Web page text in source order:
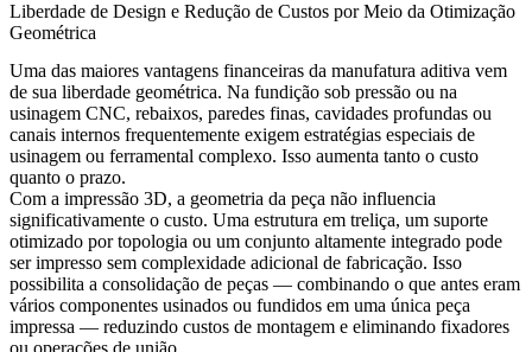
Liberdade de Design e Redução de Custos por Meio da Otimização
Geométrica
Uma das maiores vantagens financeiras da manufatura aditiva vem
de sua liberdade geométrica. Na fundição sob pressão ou na
usinagem CNC, rebaixos, paredes finas, cavidades profundas ou
canais internos frequentemente exigem estratégias especiais de
usinagem ou ferramental complexo. Isso aumenta tanto o custo
quanto o prazo.
Com a impressão 3D, a geometria da peça não influencia
significativamente o custo. Uma estrutura em treliça, um suporte
otimizado por topologia ou um conjunto altamente integrado pode
ser impresso sem complexidade adicional de fabricação. Isso
possibilita a consolidação de peças — combinando o que antes eram
vários componentes usinados ou fundidos em uma única peça
impressa — reduzindo custos de montagem e eliminando fixadores